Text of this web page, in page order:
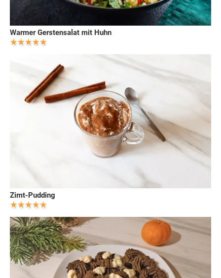
Warmer Gerstensalat mit Huhn
Zimt-Pudding